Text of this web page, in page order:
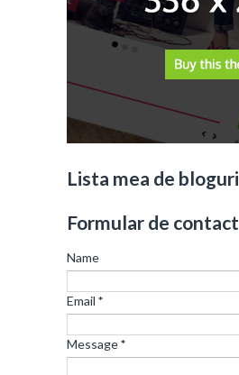
Lista mea de bloguri
Formular de contact
Name
Email *
Message*